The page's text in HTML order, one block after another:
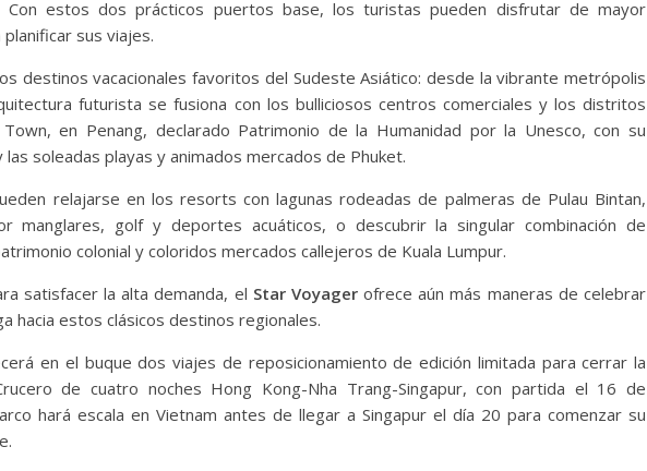
Con estos dos prácticos puertos base, los turistas pueden disfrutar de mayor
sus viajes.
destinos vacacionales favoritos del Sudeste Asiático: desde la vibrante metrópolis
futurista se fusiona con los bulliciosos centros comerciales y los distritos
en Penang, declarado Patrimonio de la Humanidad por la Unesco, con su
soleadas playas y animados mercados de Phuket.
relajarse en los resorts con lagunas rodeadas de palmeras de Pulau Bintan,
manglares, golf y deportes acuáticos, o descubrir la singular combinación de
colonial y coloridos mercados callejeros de Kuala Lumpur.
satisfacer la alta demanda, el Star Voyagerofrece aún más maneras de celebrar
hacia estos clásicos destinos regionales.
en el buque dos viajes de reposicionamiento de edición limitada para cerrar la
de cuatro noches Hong Kong-Nha Trang-Singapur, con partida el 16 de
hará escala en Vietnam antes de llegar a Singapur el día 20 para comenzar su